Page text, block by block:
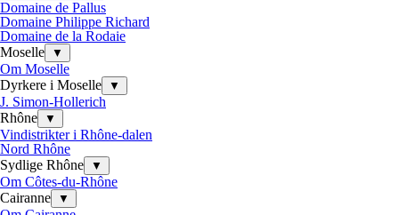
Domaine de Pallus
Domaine Philippe Richard
Domaine de la Rodaie
Moselle
▼
Om Moselle
Dyrkere i Moselle
▼
J. Simon-Hollerich
Rhône
▼
Vindistrikter i Rhône-dalen
Nord Rhône
Sydlige Rhône
▼
Om Côtes-du-Rhône
Cairanne
▼